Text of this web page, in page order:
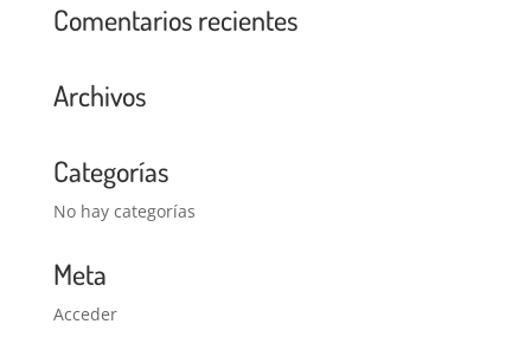
Comentarios recientes
Archivos
Categorías
No hay categorías
Meta
Acceder